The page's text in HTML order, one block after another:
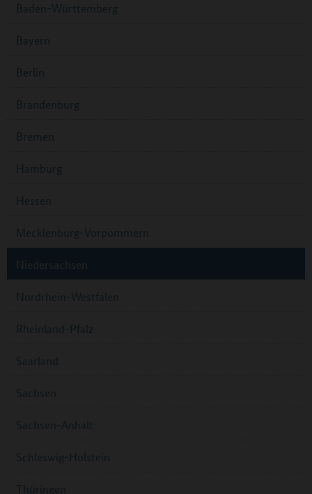
Baden-Württemberg
Bayern
Berlin
Brandenburg
Bremen
Hamburg
Hessen
Mecklenburg-Vorpommern
Niedersachsen
Nordrhein-Westfalen
Rheinland-Pfalz
Saarland
Sachsen
Sachsen-Anhalt
Schleswig-Holstein
Thüringen